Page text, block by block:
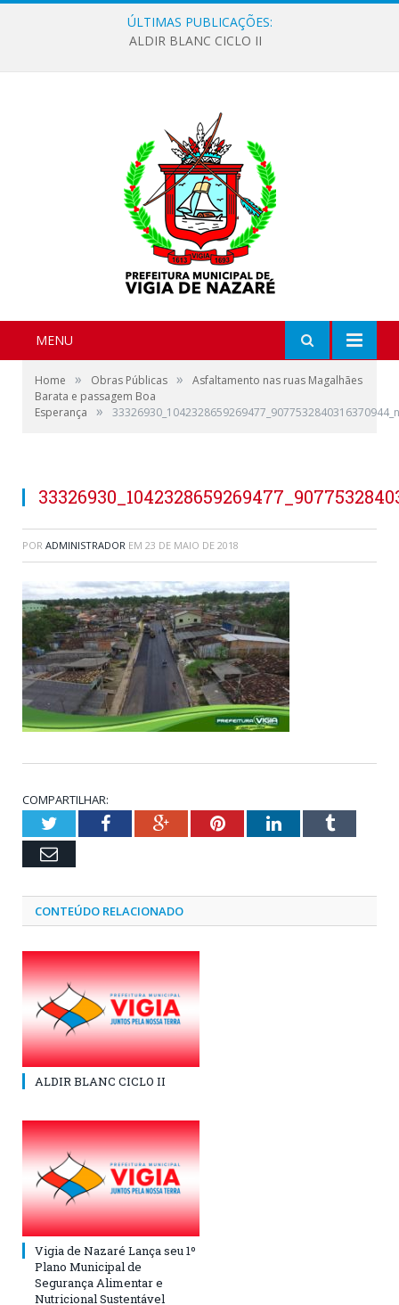
ÚLTIMAS PUBLICAÇÕES:
ALDIR BLANC CICLO II
MENU
Home » Obras Públicas »
Asfaltamento nas ruas Magalhães
Barata e passagem Boa
Esperança
» 33326930_1042328659269477_9077532840316370944_n
POR ADMINISTRADOR EM 23 DE MAIO DE 2018
COMPARTILHAR:
TwitterFacebookGoogle+PinterestLinkedInTumblr
Email
CONTEÚDO RELACIONADO
ALDIR BLANC CICLO II
Vigia de Nazaré Lança seu 1º
Plano Municipal de
Segurança Alimentar e
Nutricional Sustentável